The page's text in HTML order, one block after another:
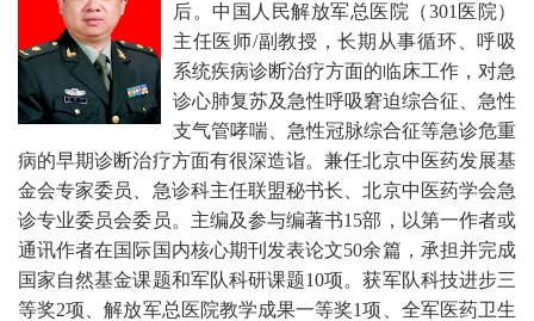
后。中国人民解放军总医院（301医院）
主任医师/副教授，长期从事循环、呼吸
系统疾病诊断治疗方面的临床工作，对急
诊心肺复苏及急性呼吸窘迫综合征、急性
支气管哮喘、急性冠脉综合征等急诊危重
病的早期诊断治疗方面有很深造诣。兼任北京中医药发展基
金会专家委员、急诊科主任联盟秘书长 、北京中医药学会急
诊专业委员会委员。 主编及参与编著书15部，以第一作者或
通讯作者在国际国内核心期刊发表论文50余篇 ，承担并完成
国家自然基金课题和军队科研课题10项。获军队科技进步三
等奖2项、解放军总医院教学成果一等奖1项、 全军医药卫生